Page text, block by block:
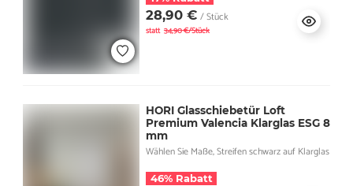
28,90 € / Stück
statt 34,90 €/Stück
HORI Glasschiebetür Loft
Premium Valencia Klarglas ESG 8
mm
Wählen Sie Maße, Streifen schwarz auf Klarglas
46% Rabatt